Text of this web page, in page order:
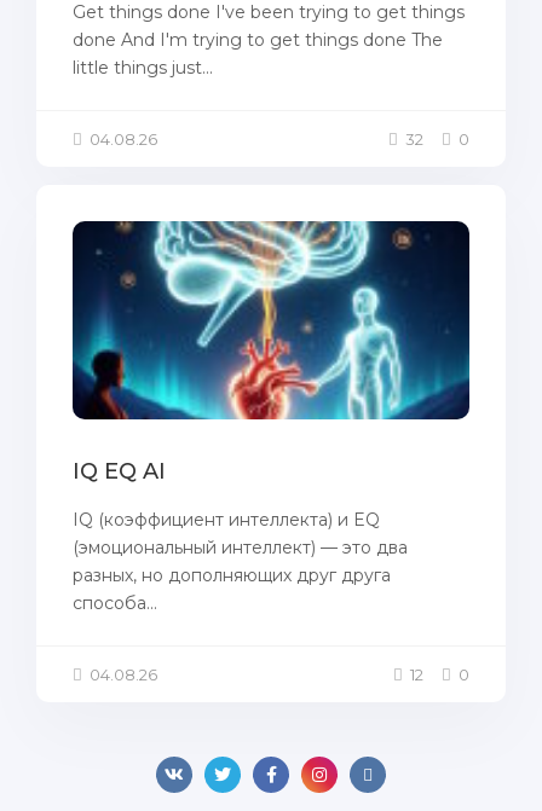
Get things done I've been trying to get things
done And I'm trying to get things done The
little things just...
04.08.26 32 0
IQ EQ AI
IQ (коэффициент интеллекта) и EQ
(эмоциональный интеллект) — это два
разных, но дополняющих друг друга
способа...
04.08.26 12 0